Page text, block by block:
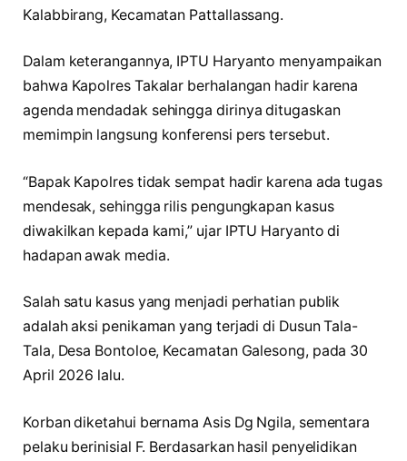
Kalabbirang, Kecamatan Pattallassang.
Dalam keterangannya, IPTU Haryanto menyampaikan
bahwa Kapolres Takalar berhalangan hadir karena
agenda mendadak sehingga dirinya ditugaskan
memimpin langsung konferensi pers tersebut.
“Bapak Kapolres tidak sempat hadir karena ada tugas
mendesak, sehingga rilis pengungkapan kasus
diwakilkan kepada kami,” ujar IPTU Haryanto di
hadapan awak media.
Salah satu kasus yang menjadi perhatian publik
adalah aksi penikaman yang terjadi di Dusun Tala-
Tala, Desa Bontoloe, Kecamatan Galesong, pada 30
April 2026 lalu.
Korban diketahui bernama Asis Dg Ngila, sementara
pelaku berinisial F. Berdasarkan hasil penyelidikan